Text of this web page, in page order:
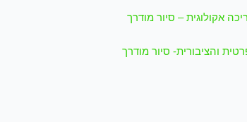
אקולוגית – סיור מודרך
והציבורית- סיור מודרך